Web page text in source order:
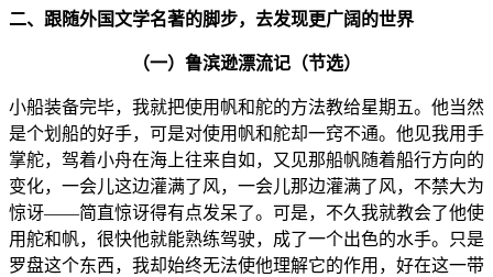
二、跟随外国文学名著的脚步，去发现更广阔的世界
（一）鲁滨逊漂流记（节选）
小船装备完毕，我就把使用帆和舵的方法教给星期五。他当然
是个划船的好手，可是对使用帆和舵却一窍不通。他见我用手
掌舵，驾着小舟在海上往来自如，又见那船帆随着船行方向的
变化，一会儿这边灌满了风，一会儿那边灌满了风，不禁大为
惊讶——简直惊讶得有点发呆了。可是，不久我就教会了他使
用舵和帆，很快他就能熟练驾驶，成了一个出色的水手。只是
罗盘这个东西，我却始终无法使他理解它的作用，好在这一带